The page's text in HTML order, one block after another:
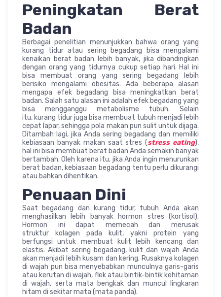
Peningkatan Berat
Badan
Berbagai penelitian menunjukkan bahwa orang yang
kurang tidur atau sering begadang bisa mengalami
kenaikan berat badan lebih banyak, jika dibandingkan
dengan orang yang tidurnya cukup setiap hari. Hal ini
bisa membuat orang yang sering begadang lebih
berisiko mengalami obesitas. Ada beberapa alasan
mengapa efek begadang bisa meningkatkan berat
badan. Salah satu alasan ini adalah efek begadang yang
bisa mengganggu metabolisme tubuh. Selain
itu, kurang tidur juga bisa membuat tubuh menjadi lebih
cepat lapar, sehingga pola makan pun sulit untuk dijaga.
Ditambah lagi, jika Anda sering begadang dan memiliki
kebiasaan banyak makan saat stres (stress eating),
hal ini bisa membuat berat badan Anda semakin banyak
bertambah. Oleh karena itu, jika Anda ingin menurunkan
berat badan, kebiasaan begadang tentu perlu dikurangi
atau bahkan dihentikan.
Penuaan Dini
Saat begadang dan kurang tidur, tubuh Anda akan
menghasilkan lebih banyak hormon stres (kortisol).
Hormon ini dapat memecah dan merusak
struktur kolagen pada kulit, yakni protein yang
berfungsi untuk membuat kulit lebih kencang dan
elastis. Akibat sering begadang, kulit dan wajah Anda
akan menjadi lebih kusam dan kering. Rusaknya kolagen
di wajah pun bisa menyebabkan munculnya garis-garis
atau kerutan di wajah, flek atau bintik-bintik kehitaman
di wajah, serta mata bengkak dan muncul lingkaran
hitam di sekitar mata (mata panda).